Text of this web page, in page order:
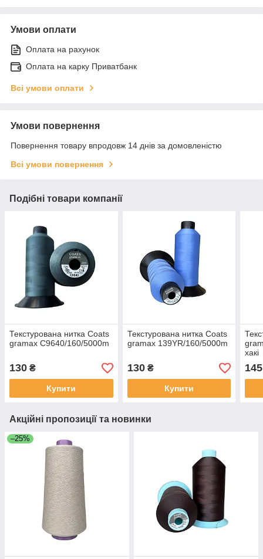
Умови оплати
Оплата на рахунок
Оплата на карку Приватбанк
Всі умови оплати
Умови повернення
Повернення товару впродовж 14 днів за домовленістю
Всі умови повернення
Подібні товари компанії
Текстурована нитка Coats
gramax C9640/160/5000m
130 ₴
Купити
Текстурована нитка Coats
gramax 139YR/160/5000m
130₴
Купити
хакі
145
Акційні пропозиції та новинки
–25%